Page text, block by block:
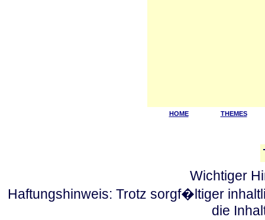
HOME THEMES
Wichtiger
Haftungshinweis: Trotz sorgf�ltiger
die